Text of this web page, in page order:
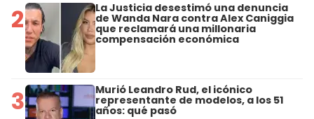
2 La Justicia desestimó una denuncia
de Wanda Nara contra Alex Caniggia
que reclamará una millonaria
compensación económica
3 Murió Leandro Rud, el icónico
representante de modelos, a los 51
años: qué pasó